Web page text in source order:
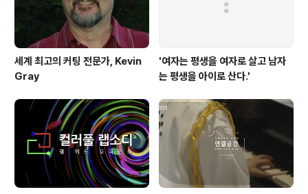
세계 최고의 커팅 전문가, Kevin
Gray
'여자는 평생을 여자로 살고 남자
는 평생을 아이로 산다.'